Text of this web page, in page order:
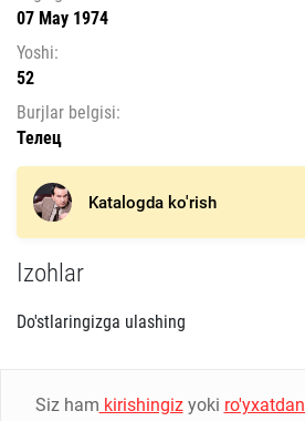
07 May 1974
Yoshi:
52
Burjlar belgisi:
Телец
Katalogda ko'rish
Izohlar
Do'stlaringizga ulashing
Siz ham kirishingizyoki ro'yxatdan